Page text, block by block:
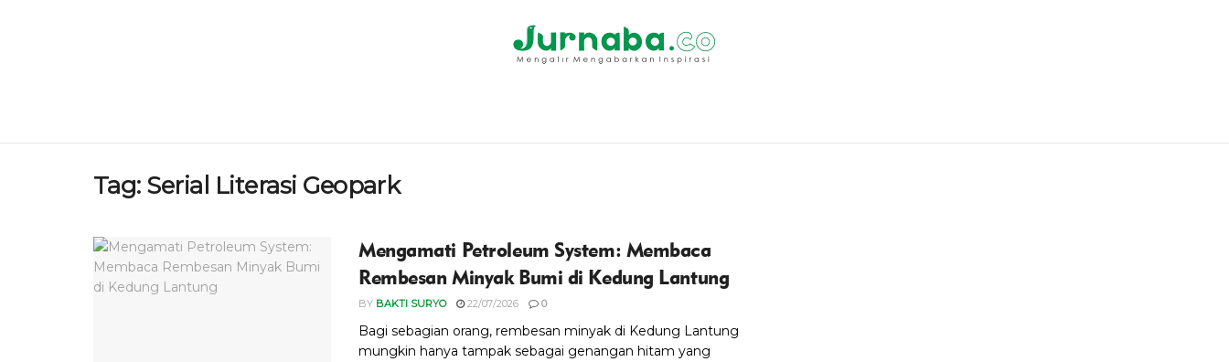
Tag: Serial Literasi Geopark
Mengamati Petroleum System: Membaca
Rembesan Minyak Bumi di Kedung Lantung
BY BAKTI SURYO 22/07/2026 0
Bagi sebagian orang, rembesan minyak di Kedung Lantung
mungkin hanya tampak sebagai genangan hitam yang